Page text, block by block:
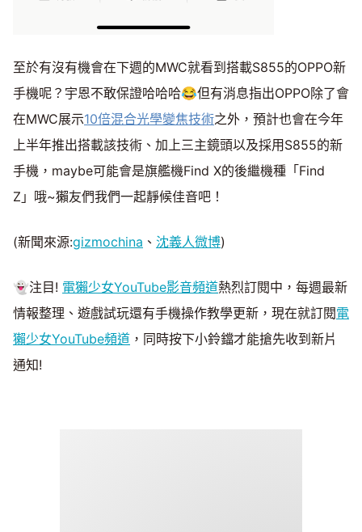
至於有沒有機會在下週的MWC就看到搭載S855的OPPO新
手機呢？宇恩不敢保證哈哈哈😂但有消息指出OPPO除了會
在MWC展示10倍混合光學變焦技術之外，預計也會在今年
上半年推出搭載該技術、加上三主鏡頭以及採用S855的新
手機，maybe可能會是旗艦機Find X的後繼機種「Find
Z」哦~獺友們我們一起靜候佳音吧！
(新聞來源:gizmochina 、 沈義人微博)
👻注目! 電獺少女YouTube影音頻道熱烈訂閱中，每週最新
情報整理、遊戲試玩還有手機操作教學更新，現在就訂閱電
獺少女YouTube頻道 ，同時按下小鈴鐺才能搶先收到新片
通知!